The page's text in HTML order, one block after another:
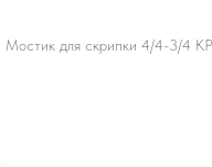
Мостик для скрипки 4/4-3/4